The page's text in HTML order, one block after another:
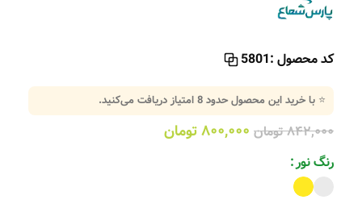
کد محصول :5801
⭐ با خرید این محصول حدود8امتیاز دریافت می‌کنید.
۸۴۲,۰۰۰تومان ۸۰۰,۰۰۰تومان
رنگ نور